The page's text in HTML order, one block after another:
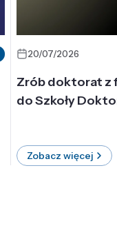
20/07/2026
Zrób doktorat z
do Szkoły
Zobacz więcej